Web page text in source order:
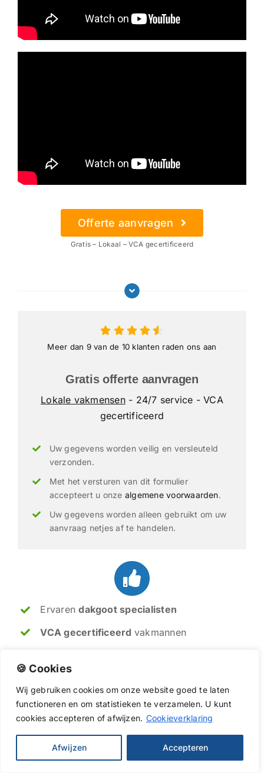
🍪 Cookies
Wij gebruikencookiesomonzewebsitegoedte laten
functionerenen om statistieken teverzamelen. U kunt
cookies accepteren of afwijzen. Cookieverklaring
Afwijzen Accepteren
Offerte aanvragen
Gratis – Lokaal – VCA gecertificeerd
Meer dan 9 van de 10 klanten raden ons aan
Gratis offerte aanvragen
Lokale vakmensen- 24/7 service - VCA
gecertificeerd
Uw gegevens worden veilig en versleuteld
verzonden.
Met het versturen van dit formulier
accepteert u onze algemene voorwaarden.
Uw gegevens worden alleen gebruikt om uw
aanvraag netjes af te handelen.
Ervarendakgoot specialisten
VCA gecertificeerd vakmannen
Direct beschikbaar in
Soms is een kleine reparatie genoeg, soms
is vervanging van de dakgoten de beste
oplossing. Met meer dan 20 jaar ervaring
geven ik en mijn collega's u altijd een